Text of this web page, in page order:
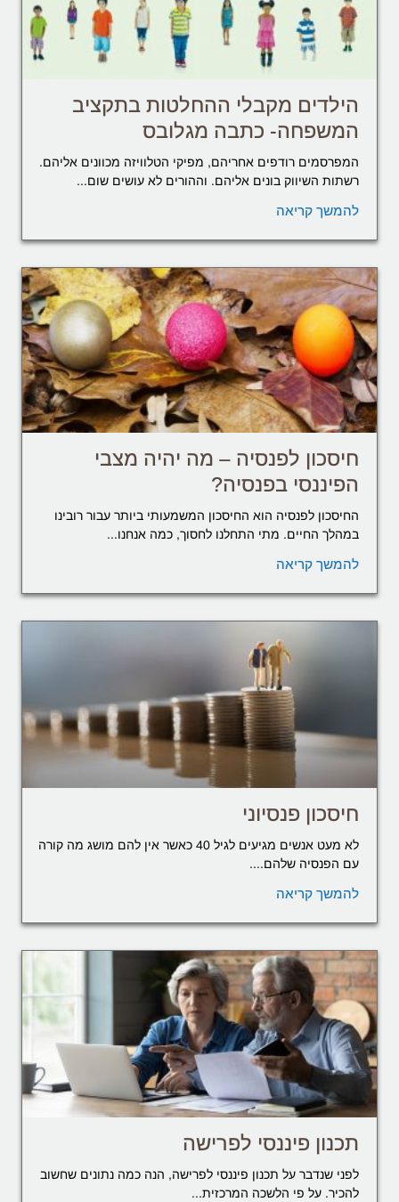
הילדים מקבלי ההחלטות בתקציב
המשפחה- כתבה מגלובס
המפרסמים רודפים אחריהם, מפיקי הטלוויזה מכוונים אליהם.
רשתות השיווק בונים אליהם. וההורים לא עושים שום...
להמשך קריאה
חיסכון לפנסיה – מה יהיה מצבי
הפיננסי בפנסיה?
החיסכון לפנסיה הוא החיסכון המשמעותי ביותר עבור רובינו
במהלך החיים. מתי התחלנו לחסוך, כמה אנחנו...
להמשך קריאה
חיסכון פנסיוני
לא מעט אנשים מגיעים לגיל 40 כאשר אין להם מושג מה קורה
עם הפנסיה שלהם....
להמשך קריאה
תכנון פיננסי לפרישה
לפני שנדבר על תכנון פיננסי לפרישה, הנה כמה נתונים שחשוב
להכיר. על פי הלשכה המרכזית...